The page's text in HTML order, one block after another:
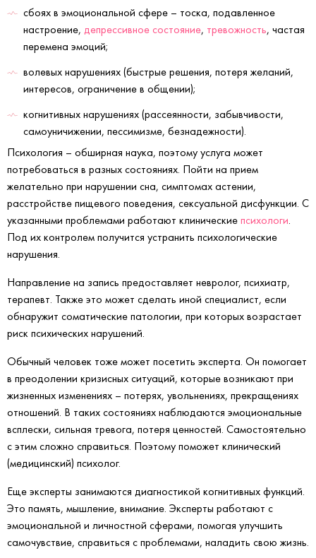
сбоях в эмоциональной сфере – тоска, подавленное
настроение, депрессивное состояние, тревожность, частая
перемена эмоций;
волевых нарушениях (быстрые решения, потеря желаний,
интересов, ограничение в общении);
когнитивных нарушениях (рассеянности, забывчивости,
самоуничижении, пессимизме, безнадежности).
Психология – обширная наука, поэтому услуга может
потребоваться в разных состояниях. Пойти на прием
желательно при нарушении сна, симптомах астении,
расстройстве пищевого поведения, сексуальной дисфункции. С
указанными проблемами работают клинические психологи
Под их контролем получится устранить психологические
нарушения.
Направление на запись предоставляет невролог, психиатр,
терапевт. Также это может сделать иной специалист, если
обнаружит соматические патологии, при которых возрастает
риск психических нарушений.
Обычный человек тоже может посетить эксперта. Он помогает
в преодолении кризисных ситуаций, которые возникают при
жизненных изменениях – потерях, увольнениях, прекращениях
отношений. В таких состояниях наблюдаются эмоциональные
всплески, сильная тревога, потеря ценностей. Самостоятельно
с этим сложно справиться. Поэтому поможет клинический
(медицинский) психолог.
Еще эксперты занимаются диагностикой когнитивных функций.
Это память, мышление, внимание. Эксперты работают с
эмоциональной и личностной сферами, помогая улучшить
самочувствие, справиться с проблемами, наладить свою жизнь.